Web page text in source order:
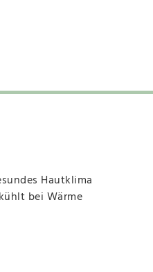
Hautklima
bei Wärme